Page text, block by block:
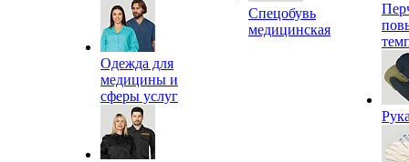
Одежда для
медицины и
сферы услуг
Спецобувь
медицинская